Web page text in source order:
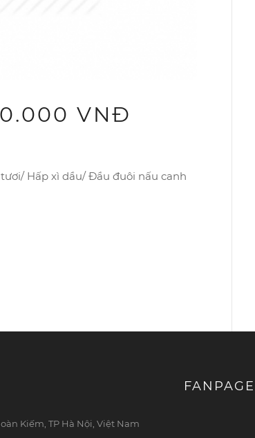
VNĐ
Hấp xì dầu/ Đầu đuôi nấu canh
Kiếm, TP Hà Nội, Việt Nam
FANPAGE